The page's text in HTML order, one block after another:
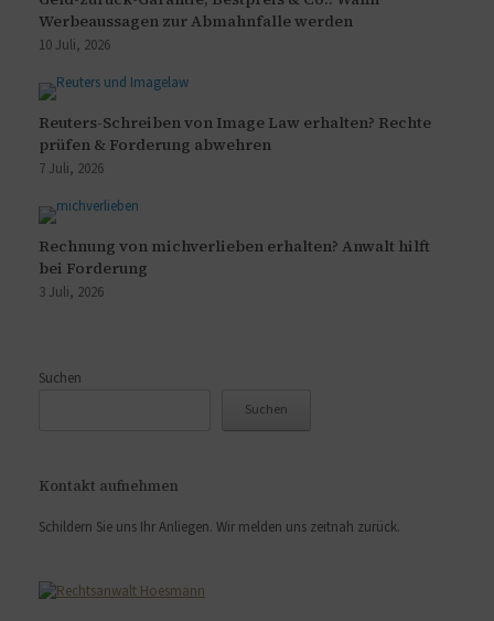
Werbeaussagen zur Abmahnfalle werden
10 Juli, 2026
Reuters-Schreiben von Image Law erhalten? Rechte
prüfen & Forderung abwehren
7 Juli, 2026
Rechnung von michverlieben erhalten? Anwalt hilft
bei Forderung
3 Juli, 2026
Suchen
Suchen
Kontakt aufnehmen
Schildern Sie uns Ihr Anliegen. Wir melden uns zeitnah zurück.